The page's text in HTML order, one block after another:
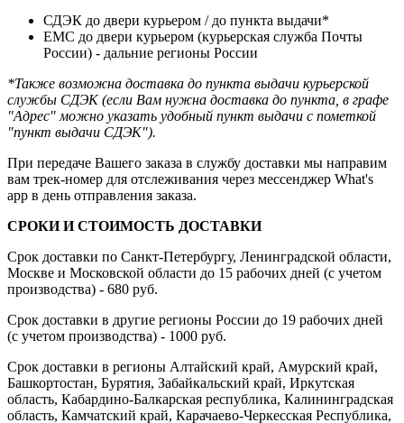
СДЭК до двери курьером / до пункта выдачи*
ЕМС до двери курьером (курьерская служба Почты
России) - дальние регионы России
*Также возможна доставка до пункта выдачи курьерской
службы СДЭК (если Вам нужна доставка до пункта, в графе
"Адрес" можно указать удобный пункт выдачи с пометкой
"пункт выдачи СДЭК").
При передаче Вашего заказа в службу доставки мы направим
вам трек-номер для отслеживания через мессенджер What's
app в день отправления заказа.
СРОКИ И СТОИМОСТЬ ДОСТАВКИ
Срок доставки по Санкт-Петербургу, Ленинградской области,
Москве и Московской области до 15 рабочих дней (с учетом
производства) - 680 руб.
Срок доставки в другие регионы России до 19 рабочих дней
(с учетом производства) - 1000 руб.
Срок доставки в регионы Алтайский край, Амурский край,
Башкортостан, Бурятия, Забайкальский край, Иркутская
область, Кабардино-Балкарская республика, Калининградская
область, Камчатский край, Карачаево-Черкесская Республика,